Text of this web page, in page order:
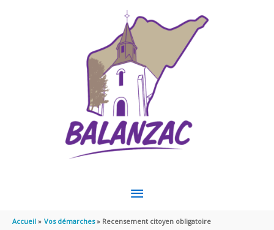
MENU
PRINCIPAL
Accueil Vos démarches Recensement citoyen obligatoire